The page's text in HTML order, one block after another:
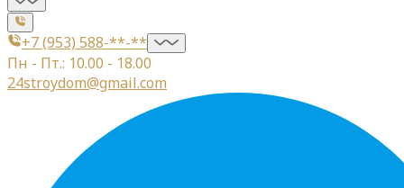
+7 (953) 588-**-**
Пн - Пт.: 10.00 - 18.00
24stroydom@gmail.com